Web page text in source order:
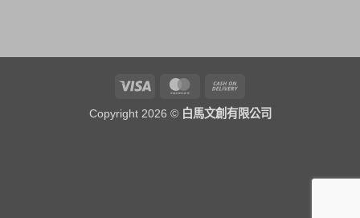
Visa MasterCard
Delivery
Copyright 2026 © 白馬文創有限公司